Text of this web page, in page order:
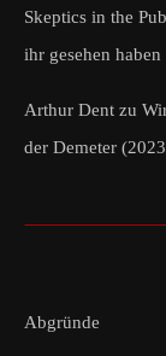
Skeptics in the
ihr gesehen
Arthur Dent zu
der Demeter
Abgründe